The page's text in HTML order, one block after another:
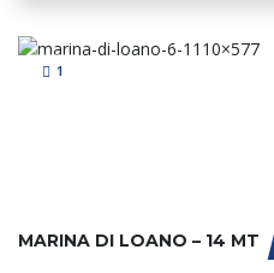
1
MARINA DI LOANO – 14 MT